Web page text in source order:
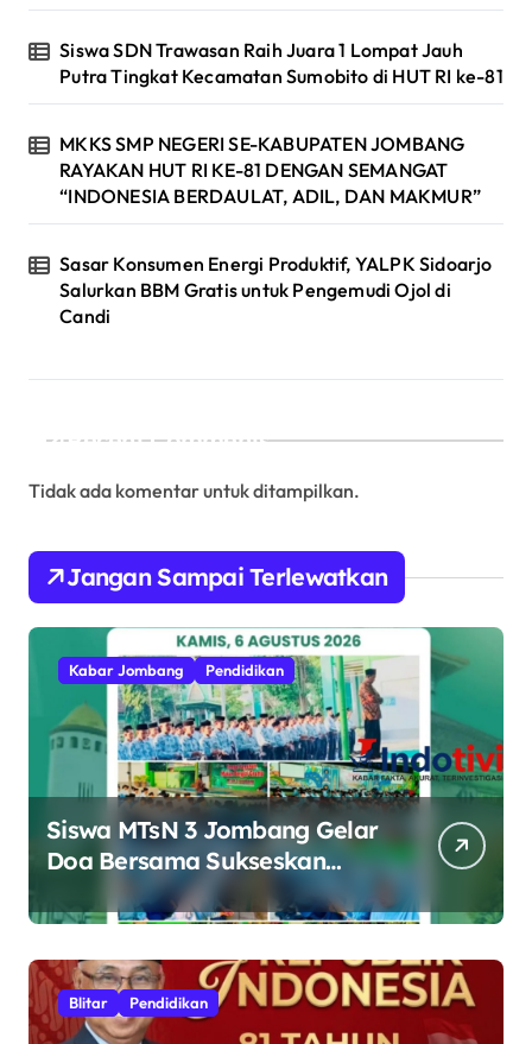
Siswa SDN Trawasan Raih Juara 1 Lompat Jauh
Putra Tingkat Kecamatan Sumobito di HUT RI ke-81
MKKS SMP NEGERI SE-KABUPATEN JOMBANG
RAYAKAN HUT RI KE-81 DENGAN SEMANGAT
“INDONESIA BERDAULAT, ADIL, DAN MAKMUR”
Sasar Konsumen Energi Produktif, YALPK Sidoarjo
Salurkan BBM Gratis untuk Pengemudi Ojol di
Candi
Recent Comments
Tidak ada komentar untuk ditampilkan.
Jangan Sampai Terlewatkan
Kabar Jombang Pendidikan
Siswa MTsN 3 Jombang Gelar
Doa Bersama Sukseskan
Muktamar ke-35 NU di
Tambakberas
Blitar Pendidikan